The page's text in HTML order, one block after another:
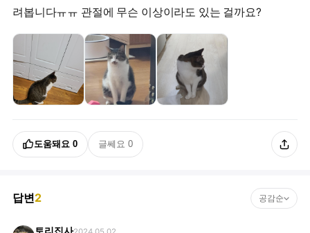
려봅니다ㅠㅠ 관절에 무슨 이상이라도 있는 걸까요?
도움돼요 0 글쎄요 0
답변2 공감순